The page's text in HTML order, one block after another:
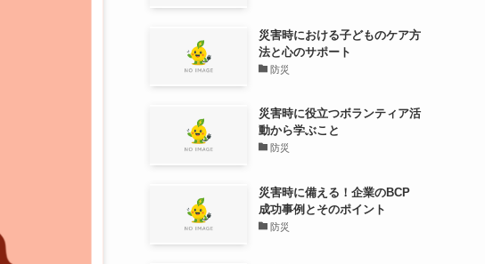
災害時における子どものケア方
法と心のサポート
防災
災害時に役立つボランティア活
動から学ぶこと
防災
災害時に備える！企業のBCP
成功事例とそのポイント
防災